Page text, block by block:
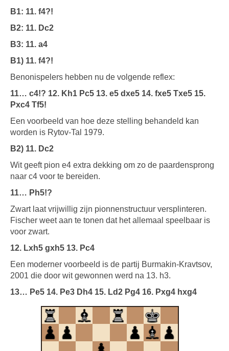
B1: 11. f4?!
B2: 11. Dc2
B3: 11. a4
B1) 11. f4?!
Benonispelers hebben nu de volgende reflex:
11… c4!? 12. Kh1 Pc5 13. e5 dxe5 14. fxe5 Txe5 15.
Pxc4 Tf5!
Een voorbeeld van hoe deze stelling behandeld kan
worden is Rytov-Tal 1979.
B2) 11. Dc2
Wit geeft pion e4 extra dekking om zo de paardensprong
naar c4 voor te bereiden.
11… Ph5!?
Zwart laat vrijwillig zijn pionnenstructuur versplinteren.
Fischer weet aan te tonen dat het allemaal speelbaar is
voor zwart.
12. Lxh5 gxh5 13. Pc4
Een moderner voorbeeld is de partij Burmakin-Kravtsov,
2001 die door wit gewonnen werd na 13. h3.
13… Pe5 14. Pe3 Dh4 15. Ld2 Pg4 16. Pxg4 hxg4